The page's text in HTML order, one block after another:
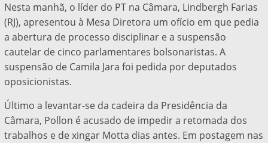
Nesta manhã, o líder do PT na Câmara, Lindbergh Farias
(RJ), apresentou à Mesa Diretora um ofício em que pedia
a abertura de processo disciplinar e a suspensão
cautelar de cinco parlamentares bolsonaristas. A
suspensão de Camila Jara foi pedida por deputados
oposicionistas.
Último a levantar-se da cadeira da Presidência da
Câmara, Pollon é acusado de impedir a retomada dos
trabalhos e de xingar Motta dias antes. Em postagem nas